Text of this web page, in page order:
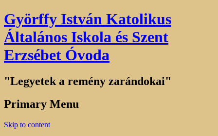
Györffy István Katolikus
Általános Iskola és Szent
Erzsébet Óvoda
"Legyetek a remény zarándokai"
Primary Menu
Skip to content